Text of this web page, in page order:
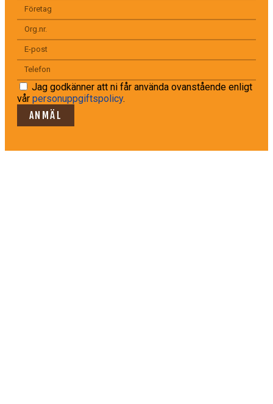
Jag godkänner att ni får använda ovanstående enligt
vår personuppgiftspolicy.
ANMÄL